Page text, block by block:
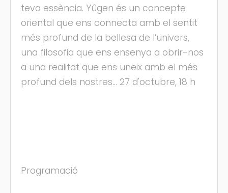
teva essència. Yûgen és un concepte
oriental que ens connecta amb el sentit
més profund de la bellesa de l’univers,
una filosofia que ens ensenya a obrir-nos
a una realitat que ens uneix amb el més
profund dels nostres... 27 d'octubre, 18 h
Programació